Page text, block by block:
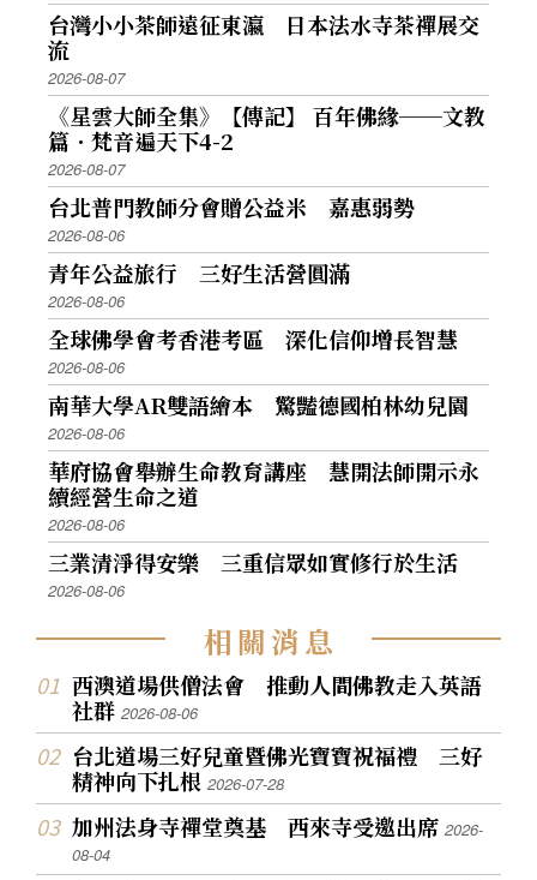
台灣小小茶師遠征東瀛 日本法水寺茶禪展交
流
2026-08-07
《星雲大師全集》【傳記】 百年佛緣──文教
篇．梵音遍天下4-2
2026-08-07
台北普門教師分會贈公益米 嘉惠弱勢
2026-08-06
青年公益旅行 三好生活營圓滿
2026-08-06
全球佛學會考香港考區 深化信仰增長智慧
2026-08-06
南華大學AR雙語繪本 驚豔德國柏林幼兒園
2026-08-06
華府協會舉辦生命教育講座 慧開法師開示永
續經營生命之道
2026-08-06
三業清淨得安樂 三重信眾如實修行於生活
2026-08-06
相關消息
西澳道場供僧法會 推動人間佛教走入英語
社群2026-08-06
台北道場三好兒童暨佛光寶寶祝福禮 三好
精神向下扎根2026-07-28
加州法身寺禪堂奠基 西來寺受邀出席2026-
08-04